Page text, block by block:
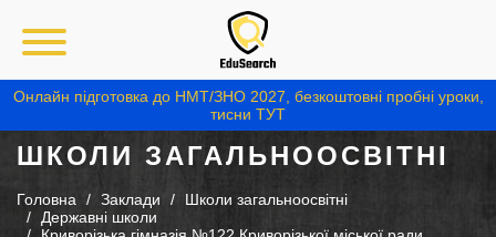
Онлайн підготовка до НМТ/ЗНО 2027, безкоштовні пробні уроки,
тисни ТУТ
ШКОЛИ ЗАГАЛЬНООСВІТНІ
Головна Заклади
Школи загальноосвітні
Державні школи